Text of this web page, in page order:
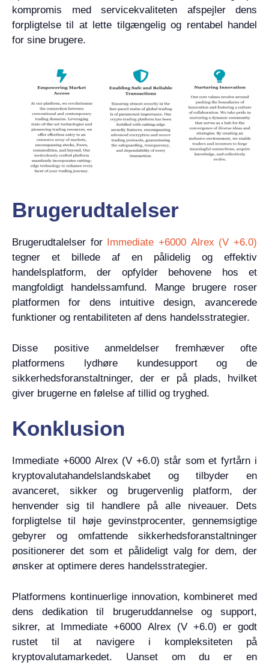
kompromis med servicekvaliteten afspejler dens
forpligtelse til at lette tilgængelig og rentabel handel
for sine brugere.
Brugerudtalelser
Brugerudtalelser for Immediate +6000 Alrex (V +6.0)
tegner et billede af en pålidelig og effektiv
handelsplatform, der opfylder behovene hos et
mangfoldigt handelssamfund. Mange brugere roser
platformen for dens intuitive design, avancerede
funktioner og rentabiliteten af dens handelsstrategier.
Disse positive anmeldelser fremhæver ofte
platformens lydhøre kundesupport og de
sikkerhedsforanstaltninger, der er på plads, hvilket
giver brugerne en følelse af tillid og tryghed.
Konklusion
Immediate +6000 Alrex (V +6.0) står som et fyrtårn i
kryptovalutahandelslandskabet og tilbyder en
avanceret, sikker og brugervenlig platform, der
henvender sig til handlere på alle niveauer. Dets
forpligtelse til høje gevinstprocenter, gennemsigtige
gebyrer og omfattende sikkerhedsforanstaltninger
positionerer det som et pålideligt valg for dem, der
ønsker at optimere deres handelsstrategier.
Platformens kontinuerlige innovation, kombineret med
dens dedikation til brugeruddannelse og support,
sikrer, at Immediate +6000 Alrex (V +6.0) er godt
rustet til at navigere i kompleksiteten på
kryptovalutamarkedet. Uanset om du er en